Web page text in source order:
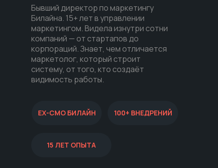
Бывший директор по маркетингу
Билайна. 15+ лет в управлении
маркетингом. Видела изнутри сотни
компаний — от стартапов до
корпораций. Знает, чем отличается
маркетолог, который строит
систему, от того, кто создаёт
видимость работы.
EX-СМО БИЛАЙН 100+ ВНЕДРЕНИЙ
15 ЛЕТ ОПЫТА